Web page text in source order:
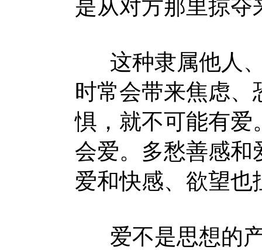
是从对方那里掠
这种隶属他人、
时常会带来焦虑
惧，就不可能有爱
会爱。多愁善感和
爱和快感、欲望也
爱不是思想的产